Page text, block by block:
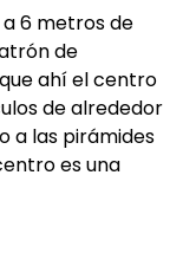
6 metros de
de
ahí el centro
de alrededor
a las pirámides
es una